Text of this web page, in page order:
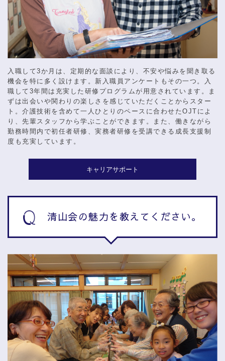
入職して3か月は、定期的な面談により、不安や悩みを聞き取る
機会を特に多く設けます。新入職員アンケートもその一つ。入
職して3年間は充実した研修プログラムが用意されています。ま
ずは出会いや関わりの楽しさを感じていただくことからスター
ト。介護技術を含めて一人ひとりのペースに合わせたOJTによ
り、先輩スタッフから学ぶことができます。また、働きながら
勤務時間内で初任者研修、実務者研修を受講できる成長支援制
度も充実しています。
キャリアサポート
清山会の魅力を教えてください。